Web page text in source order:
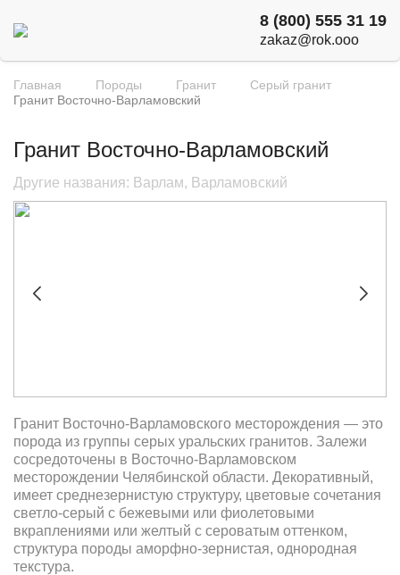
8 (800) 555 31 19
zakaz@rok.ooo
Главная Породы Гранит
Серый гранит
Гранит Восточно-Варламовский
Гранит Восточно-Варламовский
Другие названия: Варлам, Варламовский
Гранит Восточно-Варламовского месторождения — это
порода из группы серых уральских гранитов. Залежи
сосредоточены в Восточно-Варламовском
месторождении Челябинской области. Декоративный,
имеет среднезернистую структуру, цветовые сочетания
светло-серый с бежевыми или фиолетовыми
вкраплениями или желтый с сероватым оттенком,
структура породы аморфно-зернистая, однородная
текстура.